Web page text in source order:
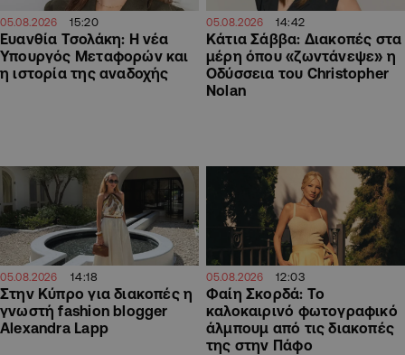
05.08.2026 15:20
Ευανθία Τσολάκη: Η νέα
Υπουργός Μεταφορών και
η ιστορία της αναδοχής
05.08.2026 14:42
Κάτια Σάββα: Διακοπές στα
μέρη όπου «ζωντάνεψε» η
Οδύσσεια του Christopher
Nolan
05.08.2026 14:18
Στην Κύπρο για διακοπές η
γνωστή fashion blogger
Alexandra Lapp
05.08.2026 12:03
Φαίη Σκορδά: Το
καλοκαιρινό φωτογραφικό
άλμπουμ από τις διακοπές
της στην Πάφο